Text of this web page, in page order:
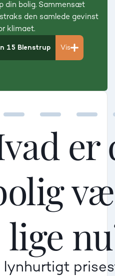
din bolig. Sammensæt
den samlede gevinst
klimaet.
15 Blenstrup Vis
er
lige
lynhurtigt
god
Mellem
god
Mellem
god
Mellem